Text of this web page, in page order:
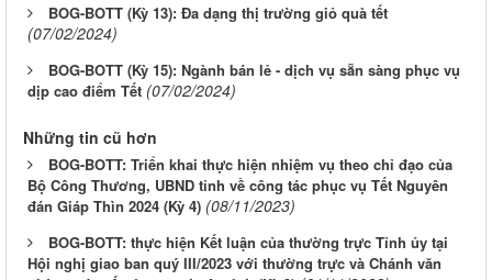
BOG-BOTT (Kỳ 13): Đa dạng thị trường giỏ quà tết
(07/02/2024)
BOG-BOTT (Kỳ 15): Ngành bán lẻ - dịch vụ sẵn sàng phục vụ
dịp cao điểm Tết (07/02/2024)
Những tin cũ hơn
BOG-BOTT: Triển khai thực hiện nhiệm vụ theo chỉ đạo của
Bộ Công Thương, UBND tỉnh về công tác phục vụ Tết Nguyên
đán Giáp Thìn 2024 (Kỳ 4) (08/11/2023)
BOG-BOTT: thực hiện Kết luận của thường trực Tỉnh ủy tại
Hội nghị giao ban quý III/2023 với thường trực và Chánh văn